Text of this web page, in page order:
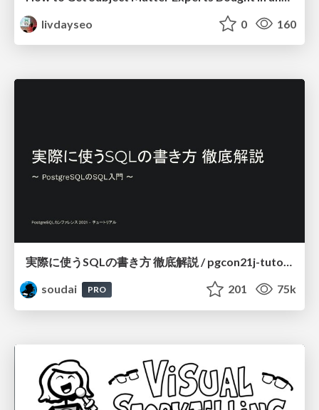
livdayseo
0 160
実際に使うSQLの書き方 徹底解説 / pgcon21j-tutorial
soudai
PRO 201 75k